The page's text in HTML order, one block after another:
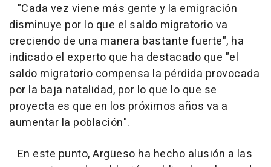
"Cada vez viene más gente y la emigración
disminuye por lo que el saldo migratorio va
creciendo de una manera bastante fuerte", ha
indicado el experto que ha destacado que "el
saldo migratorio compensa la pérdida provocada
por la baja natalidad, por lo que lo que se
proyecta es que en los próximos años va a
aumentar la población".
En este punto, Argüeso ha hecho alusión a las